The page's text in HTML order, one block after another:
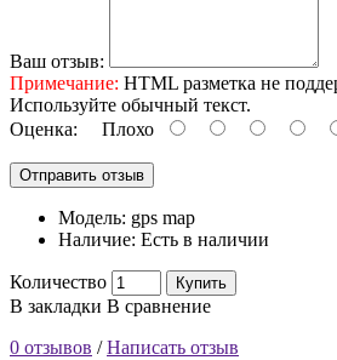
Ваш отзыв:
Примечание: HTML разметка не
Используйте обычный текст.
Оценка: Плохо
Отправить отзыв
Модель: gps map
Наличие: Есть в наличии
Количество Купить
В закладки В сравнение
0 отзывов /Написать отзыв